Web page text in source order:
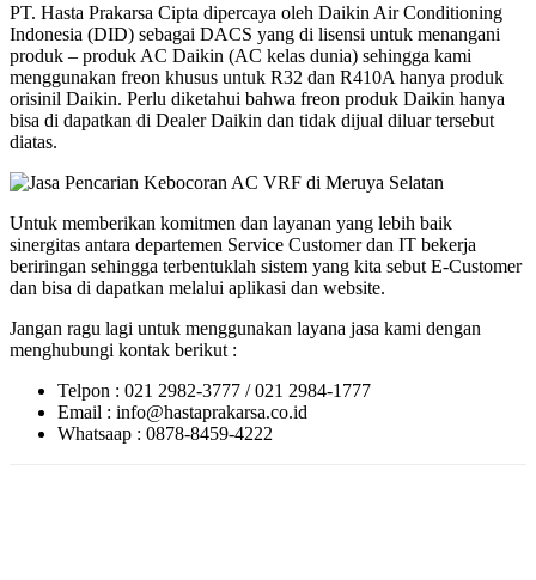
PT. Hasta Prakarsa Cipta dipercaya oleh Daikin Air Conditioning
Indonesia (DID) sebagai DACS yang di lisensi untuk menangani
produk – produk AC Daikin (AC kelas dunia) sehingga kami
menggunakan freon khusus untuk R32 dan R410A hanya produk
orisinil Daikin. Perlu diketahui bahwa freon produk Daikin hanya
bisa di dapatkan di Dealer Daikin dan tidak dijual diluar tersebut
diatas.
Untuk memberikan komitmen dan layanan yang lebih baik
sinergitas antara departemen Service Customer dan IT bekerja
beriringan sehingga terbentuklah sistem yang kita sebut E-Customer
dan bisa di dapatkan melalui aplikasi dan website.
Jangan ragu lagi untuk menggunakan layana jasa kami dengan
menghubungi kontak berikut :
Telpon : 021 2982-3777 / 021 2984-1777
Email : info@hastaprakarsa.co.id
Whatsaap : 0878-8459-4222